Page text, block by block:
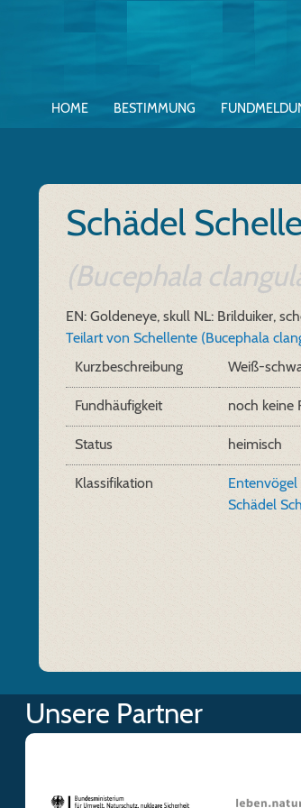
HOME BESTIMMUNG
Schädel
(Bucephala
EN: Goldeneye, skull NL: Brilduiker,
Teilart von Schellente (Bucephala
Kurzbeschreibung Weiß-
Fundhäufigkeit noch keine
Status heimisch
Klassifikation
Entenvögel
Schädel
Unsere Partner